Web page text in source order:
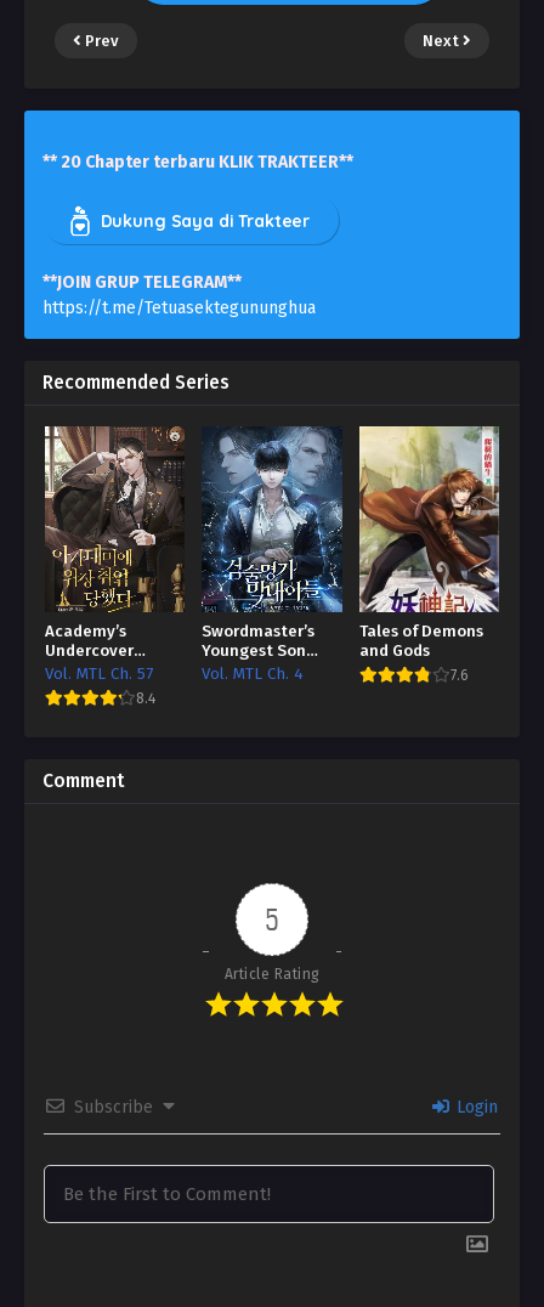
Prev Next
** 20 Chapter terbaru KLIK TRAKTEER**
Dukung Saya di Trakteer
**JOIN GRUP TELEGRAM**
https://t.me/Tetuasektegununghua
Recommended Series
Academy’s
Undercover
Professor
Vol. MTL Ch. 57
8.4
Swordmaster’s
Youngest Son
Bahasa Indonesia
Vol. MTL Ch. 4
Tales of Demons
and Gods
7.6
Comment
5
Article Rating
Subscribe Login